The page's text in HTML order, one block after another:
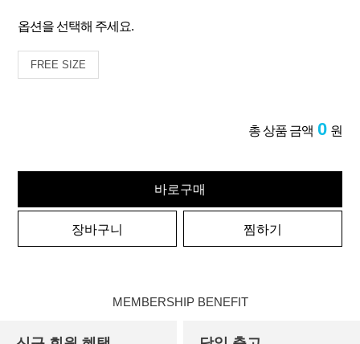
옵션을 선택해 주세요.
FREE SIZE
총 상품 금액 0 원
바로구매
장바구니 찜하기
MEMBERSHIP BENEFIT